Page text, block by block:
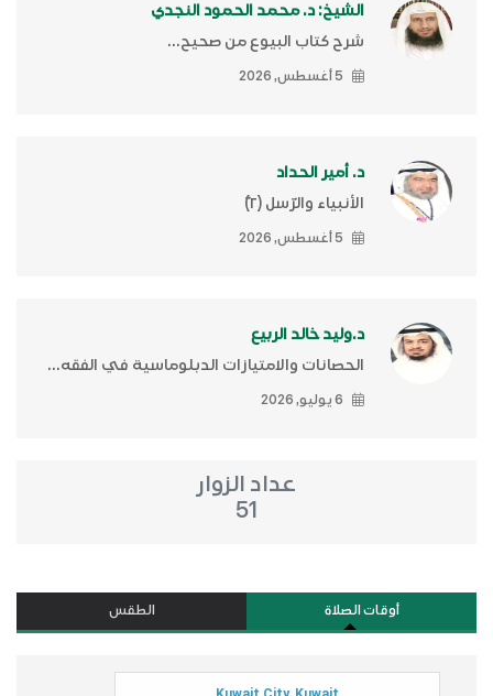
الشيخ: د. محمد الحمود النجدي
شرح كتاب البيوع من صحيح...
5 أغسطس, 2026
د. أمير الحداد
الأنبياء والرّسل (٢)ّ
5 أغسطس, 2026
د.وليد خالد الربيع
الحصانات والامتيازات الدبلوماسية في الفقه...
6 يوليو, 2026
عداد الزوار
51
أوقات الصلاة الطقس